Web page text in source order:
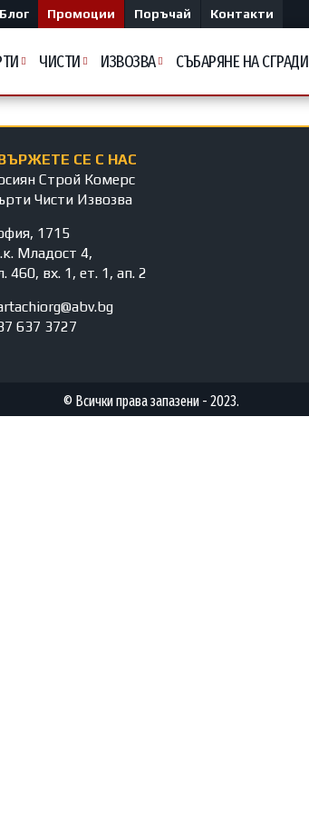
Блог Промоции Поръчай Контакти
ЧИСТИ ИЗВОЗВА СЪБАРЯНЕ НА СГРАДИ
СЕ С НАС
Строй Комерс
Чисти Извозва
1715
Младост 4,
460, вх. 1, ет. 1, ап. 2
637 3727
© Всички права запазени - 2023.